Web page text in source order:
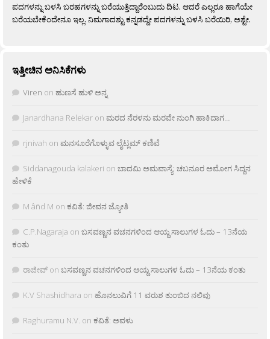
ಪದಗಳನ್ನು ಬಳಸಿ ಬರಹಗಳನ್ನು ಬರೆಯುತ್ತಿದ್ದಾರೆಂಬುದು ದಿಟ. ಆದರೆ ಎಲ್ಲರೂ ಹಾಗೆಯೇ
ಬರೆಯಬೇಕೆಂದೇನೂ ಇಲ್ಲ. ನಿಮಗಾದಶ್ಟು ಕನ್ನಡದ್ದೇ ಪದಗಳನ್ನು ಬಳಸಿ ಬರೆಯಿರಿ, ಅಶ್ಟೇ.
ಇತ್ತೀಚಿನ ಅನಿಸಿಕೆಗಳು
Viren on ಹುಣಸೆ ಹುಳಿ ಅನ್ನ
Janardhana Relekar on ಮರದ ನೆರಳನು ಮರವೇ ನುಂಗಿ ಹಾಕಿದಾಗ…
rjnivah on ಮನಸೂರೆಗೊಳ್ಳುವ ಲೈಟ್ಲಮ್ ಕಣಿವೆ
Siddanagouda kalakeri on ಬಾದಮಿ ಅಮವಾಸ್ಯೆ: ಚಬನೂರ ಅಮೋಗ ಸಿದ್ದನ
ಹೇಳಿಕೆ
M âñd M on ಕವಿತೆ: ಜೀವನ ಜ್ಯೋತಿ
C.P.Nagaraja on ಬಸವಣ್ಣನ ವಚನಗಳಿಂದ ಆಯ್ದ ಸಾಲುಗಳ ಓದು – 13ನೆಯ
ಕಂತು
ರಾಜೀವ್ on ಬಸವಣ್ಣನ ವಚನಗಳಿಂದ ಆಯ್ದ ಸಾಲುಗಳ ಓದು – 13ನೆಯ ಕಂತು
K.V Shashidhara on ಹೊನಲುವಿಗೆ 11 ವರುಶ ತುಂಬಿದ ನಲಿವು
Raghuramu N.V. on ಕವಿತೆ: ಅವಳು